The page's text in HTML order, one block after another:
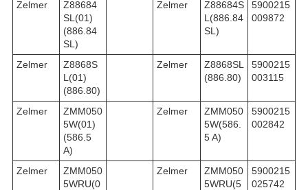
Zelmer
Z88684
SL(01)
(886.84
SL)
Zelmer
Z88684S
L(886.84
SL)
5900215
009872
Zelmer
Z8868S
L(01)
(886.80)
Zelmer
Z8868SL
(886.80)
5900215
003115
Zelmer
ZMM050
5W(01)
(586.5
A)
Zelmer
ZMM050
5W(586.
5 A)
5900215
002842
Zelmer
ZMM050
5WRU(0
Zelmer
ZMM050
5WRU(5
5900215
025742